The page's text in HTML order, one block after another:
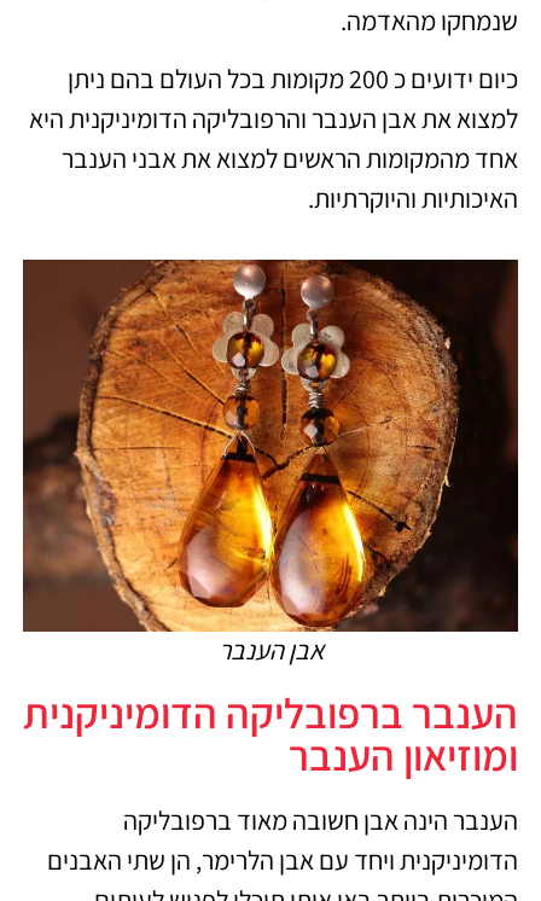
שנמחקו מהאדמה.
כיום ידועים כ 200 מקומות בכל העולם בהם ניתן
למצוא את אבן הענבר והרפובליקה הדומיניקנית היא
אחד מהמקומות הראשים למצוא את אבני הענבר
האיכותיות והיוקרתיות.
אבן הענבר
הענבר ברפובליקה הדומיניקנית
ומוזיאון הענבר
הענבר הינה אבן חשובה מאוד ברפובליקה
הדומיניקנית ויחד עם אבן הלרימר, הן שתי האבנים